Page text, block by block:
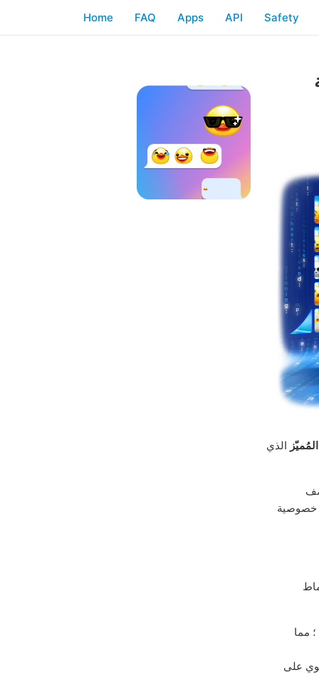
Home FAQ Apps API Safety
الذي
خصوصية
؛ مما
على